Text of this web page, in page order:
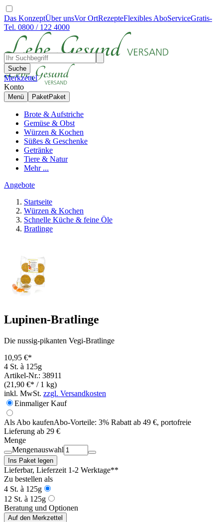
Das KonzeptÜber unsVor OrtRezepteFlexibles AboServiceGratis-
Tel. 0800 / 122 4000
Suche
Merkzettel
Konto
Menü PaketPaket
Brote & Aufstriche
Gemüse & Obst
Würzen & Kochen
Süßes & Geschenke
Getränke
Tiere & Natur
Mehr ...
Angebote
Startseite
Würzen & Kochen
Schnelle Küche & feine Öle
Bratlinge
Lupinen-Bratlinge
Die nussig-pikanten Vegi-Bratlinge
10,95 €*
4 St. à 125g
Artikel-Nr.: 38911
(21,90 €* / 1 kg)
inkl. MwSt. zzgl. Versandkosten
Einmaliger Kauf
Als Abo kaufenAbo-Vorteile: 3% Rabatt ab 49 €, portofreie
Lieferung ab 29 €
Menge
Mengenauswahl
Ins Paket legen
Lieferbar, Lieferzeit 1-2 Werktage**
Zu bestellen als
4 St. à 125g
12 St. à 125g
Beratung und Optionen
Auf den Merkzettel